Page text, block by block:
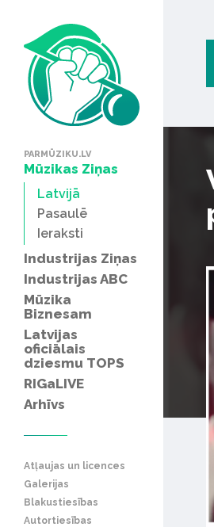
PARMŪZIKU.LV
Mūzikas Ziņas
Latvijā
Pasaulē
Ieraksti
Industrijas Ziņas
Industrijas ABC
Mūzika
Biznesam
Latvijas
oficiālais
dziesmu TOPS
RIGaLIVE
Arhīvs
Atļaujas un licences
Galerijas
Blakustiesības
Autortiesības